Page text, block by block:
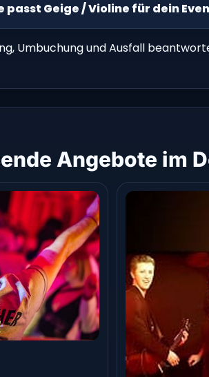
passt Geige / Violine für dein
Umbuchung und Ausfall
Angebote im